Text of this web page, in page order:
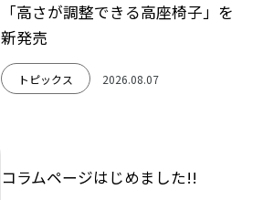
「高さが調整できる高座椅子」を
新発売
トピックス 2026.08.07
コラムページはじめました!!